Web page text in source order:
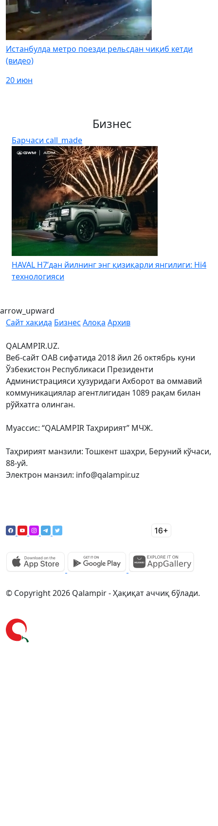
Истанбулда метро поезди рельсдан чиқиб кетди
(видео)
20 июн
Бизнес
Барчаси call_made
HAVAL H7’дан йилнинг энг қизиқарли янгилиги: Hi4
технологияси
arrow_upward
Сайт хақида Бизнес Алоқа Архив
QALAMPIR.UZ.
Веб-сайт ОАВ сифатида 2018 йил 26 октябрь куни
Ўзбекистон Республикаси Президенти
Администрацияси ҳузуридаги Ахборот ва оммавий
коммуникациялар агентлигидан 1089 рақам билан
рўйхатга олинган.
Муассис: “QALAMPIR Таҳририят” МЧЖ.
Таҳририят манзили: Тошкент шаҳри, Беруний кўчаси,
88-уй.
Электрон манзил: info@qalampir.uz
© Copyright 2026 Qalampir - Ҳақиқат аччиқ бўлади.